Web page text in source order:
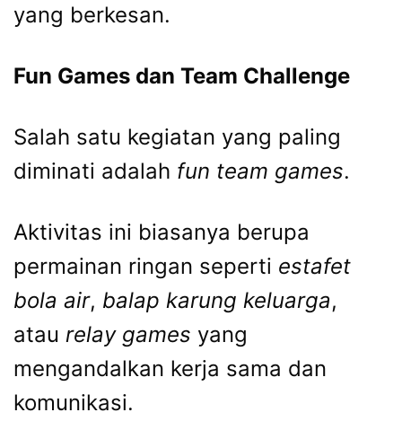
yang berkesan.
Fun Games dan Team Challenge
Salah satu kegiatan yang paling
diminati adalah fun team games.
Aktivitas ini biasanya berupa
permainan ringan seperti estafet
bola air, balap karung keluarga,
atau relay games yang
mengandalkan kerja sama dan
komunikasi.